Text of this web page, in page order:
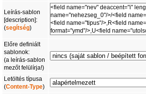
Leírás-sablon
[description]:
(segítség)
Előre definiált
sablonok:
(a leírás-sablon
mezőt felülírja!)
Letöltés típusa
(Content-Type)